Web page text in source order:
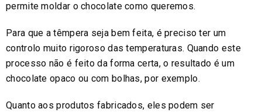
permite moldar o chocolate como queremos.
Para que a têmpera seja bem feita, é preciso ter um
controlo muito rigoroso das temperaturas. Quando este
processo não é feito da forma certa, o resultado é um
chocolate opaco ou com bolhas, por exemplo.
Quanto aos produtos fabricados, eles podem ser